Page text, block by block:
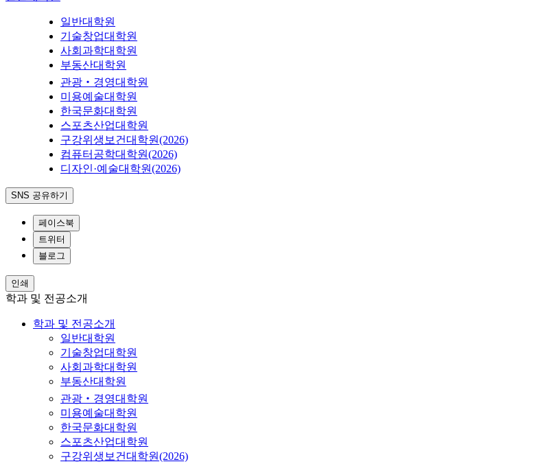
일반대학원
기술창업대학원
사회과학대학원
부동산대학원
관광‧경영대학원
미용예술대학원
한국문화대학원
스포츠산업대학원
구강위생보건대학원(2026)
컴퓨터공학대학원(2026)
디자인·예술대학원(2026)
SNS 공유하기
페이스북
트위터
블로그
인쇄
학과 및 전공소개
학과 및 전공소개
일반대학원
기술창업대학원
사회과학대학원
부동산대학원
관광‧경영대학원
미용예술대학원
한국문화대학원
스포츠산업대학원
구강위생보건대학원(2026)